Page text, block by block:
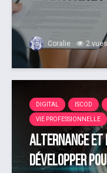
Coralie 2 vues
DIGITAL ISCOD
VIE PROFESSIONNELLE
Alternance et
développer